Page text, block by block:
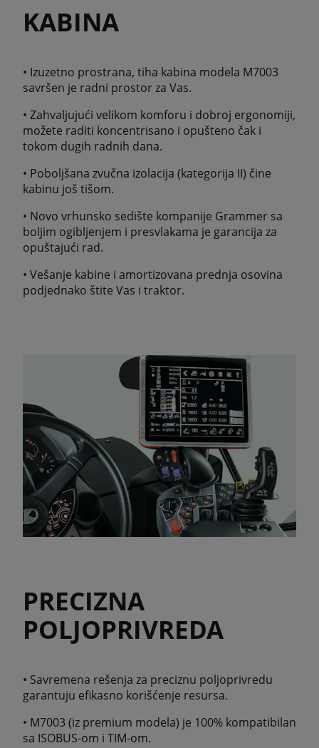
KABINA
• Izuzetno prostrana, tiha kabina modela M7003
savršen je radni prostor za Vas.
• Zahvaljujući velikom komforu i dobroj ergonomiji,
možete raditi koncentrisano i opušteno čak i
tokom dugih radnih dana.
• Poboljšana zvučna izolacija (kategorija II) čine
kabinu još tišom.
• Novo vrhunsko sedište kompanije Grammer sa
boljim ogibljenjem i presvlakama je garancija za
opuštajući rad.
• Vešanje kabine i amortizovana prednja osovina
podjednako štite Vas i traktor.
PRECIZNA
POLJOPRIVREDA
• Savremena rešenja za preciznu poljoprivredu
garantuju efikasno korišćenje resursa.
• M7003 (iz premium modela) je 100% kompatibilan
sa ISOBUS-om i TIM-om.